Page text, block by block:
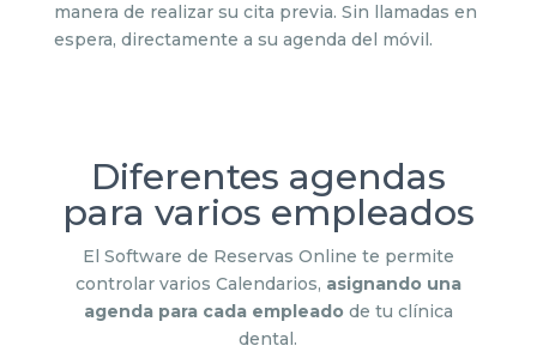
manera de realizar su cita previa. Sin llamadas en
espera, directamente a su agenda del móvil.
Diferentes agendas
para varios empleados
El Software de Reservas Online te permite
controlar varios Calendarios, asignando una
agenda para cada empleado de tu clínica
dental.